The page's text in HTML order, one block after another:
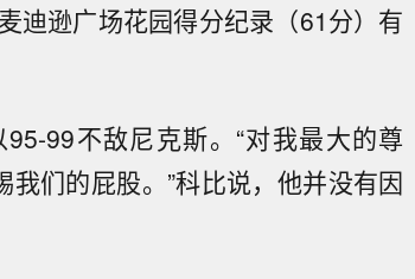
迪逊广场花园得分纪录（61分）有
99不敌尼克斯。“对我最大的尊
们的屁股。”科比说，他并没有因